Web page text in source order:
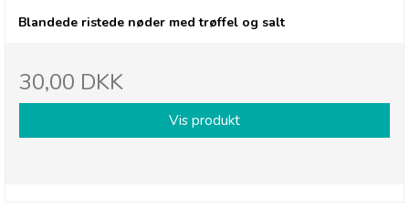
Blandede ristede nøder med trøffel og salt
30,00 DKK
Vis produkt